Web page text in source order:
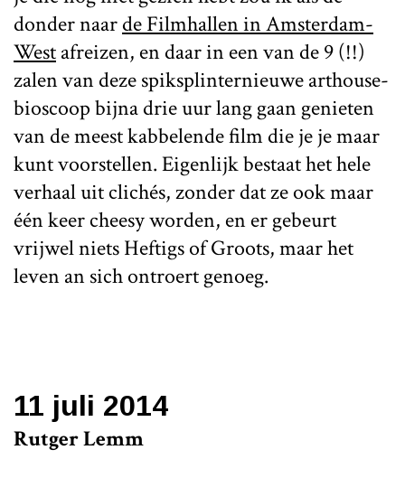
donder naarde Filmhallen in Amsterdam-
Westafreizen, en daar in een van de 9 (!!)
zalen van deze spiksplinternieuwe arthouse-
bioscoop bijna drie uur lang gaan genieten
van de meest kabbelende film die je je maar
kunt voorstellen. Eigenlijk bestaat het hele
verhaal uit clichés, zonder dat ze ook maar
één keer cheesy worden, en er gebeurt
vrijwel niets Heftigs of Groots, maar het
leven an sich ontroert genoeg.
11 juli 2014
Rutger Lemm